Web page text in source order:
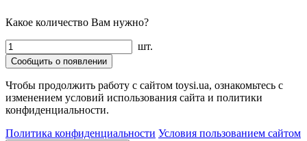
Какое количество Вам нужно?
шт.
Сообщить о появлении
Чтобы продолжить работу с сайтом toysi.ua, ознакомьтесь с
изменением условий использования сайта и политики
конфиденциальности.
Политика конфиденциальности Условия пользованием сайтом